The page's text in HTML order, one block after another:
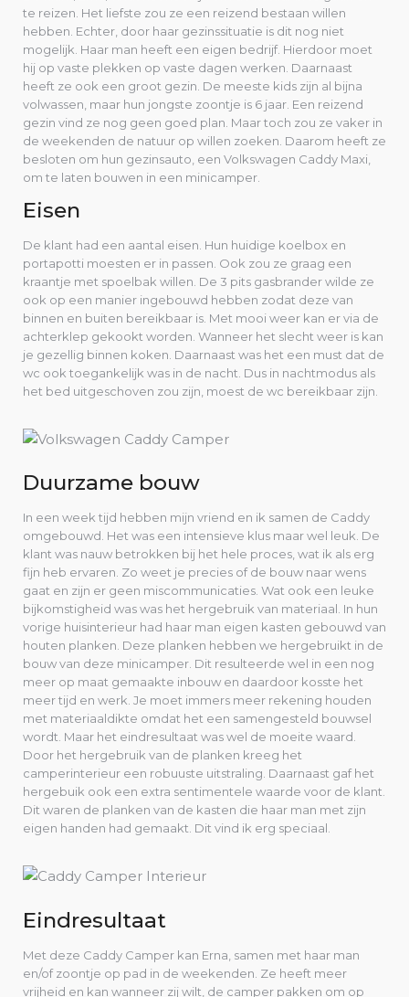
te reizen. Het liefste zou ze een reizend bestaan willen
hebben. Echter, door haar gezinssituatie is dit nog niet
mogelijk. Haar man heeft een eigen bedrijf. Hierdoor moet
hij op vaste plekken op vaste dagen werken. Daarnaast
heeft ze ook een groot gezin. De meeste kids zijn al bijna
volwassen, maar hun jongste zoontje is 6 jaar. Een reizend
gezin vind ze nog geen goed plan. Maar toch zou ze vaker in
de weekenden de natuur op willen zoeken. Daarom heeft ze
besloten om hun gezinsauto, een Volkswagen Caddy Maxi,
om te laten bouwen in een minicamper.
Eisen
De klant had een aantal eisen. Hun huidige koelbox en
portapotti moesten er in passen. Ook zou ze graag een
kraantje met spoelbak willen. De 3 pits gasbrander wilde ze
ook op een manier ingebouwd hebben zodat deze van
binnen en buiten bereikbaar is. Met mooi weer kan er via de
achterklep gekookt worden. Wanneer het slecht weer is kan
je gezellig binnen koken. Daarnaast was het een must dat de
wc ook toegankelijk was in de nacht. Dus in nachtmodus als
het bed uitgeschoven zou zijn, moest de wc bereikbaar zijn.
Duurzame bouw
In een week tijd hebben mijn vriend en ik samen de Caddy
omgebouwd. Het was een intensieve klus maar wel leuk. De
klant was nauw betrokken bij het hele proces, wat ik als erg
fijn heb ervaren. Zo weet je precies of de bouw naar wens
gaat en zijn er geen miscommunicaties. Wat ook een leuke
bijkomstigheid was was het hergebruik van materiaal. In hun
vorige huisinterieur had haar man eigen kasten gebouwd van
houten planken. Deze planken hebben we hergebruikt in de
bouw van deze minicamper. Dit resulteerde wel in een nog
meer op maat gemaakte inbouw en daardoor kosste het
meer tijd en werk. Je moet immers meer rekening houden
met materiaaldikte omdat het een samengesteld bouwsel
wordt. Maar het eindresultaat was wel de moeite waard.
Door het hergebruik van de planken kreeg het
camperinterieur een robuuste uitstraling. Daarnaast gaf het
hergebuik ook een extra sentimentele waarde voor de klant.
Dit waren de planken van de kasten die haar man met zijn
eigen handen had gemaakt. Dit vind ik erg speciaal.
Eindresultaat
Met deze Caddy Camper kan Erna, samen met haar man
en/of zoontje op pad in de weekenden. Ze heeft meer
vrijheid en kan wanneer zij wilt, de camper pakken om op